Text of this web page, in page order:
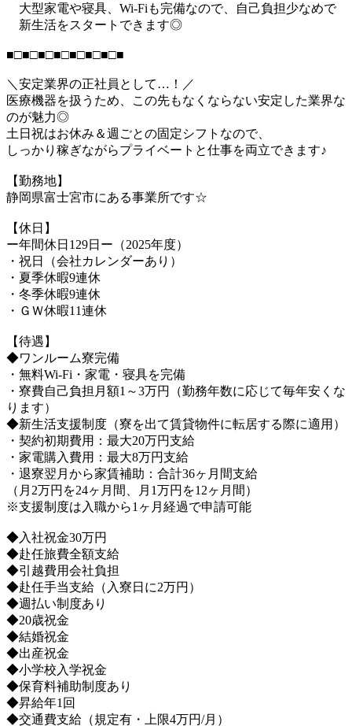
大型家電や寝具、Wi-Fiも完備なので、自己負担少なめで
新生活をスタートできます◎
■□■□■□■□■□■□■□■
＼安定業界の正社員として…！／
医療機器を扱うため、この先もなくならない安定した業界な
のが魅力◎
土日祝はお休み＆週ごとの固定シフトなので、
しっかり稼ぎながらプライベートと仕事を両立できます♪
【勤務地】
静岡県富士宮市にある事業所です☆
【休日】
ー年間休日129日ー（2025年度）
・祝日（会社カレンダーあり）
・夏季休暇9連休
・冬季休暇9連休
・ＧＷ休暇11連休
【待遇】
◆ワンルーム寮完備
・無料Wi-Fi・家電・寝具を完備
・寮費自己負担月額1～3万円（勤務年数に応じて毎年安くな
ります）
◆新生活支援制度（寮を出て賃貸物件に転居する際に適用）
・契約初期費用：最大20万円支給
・家電購入費用：最大8万円支給
・退寮翌月から家賃補助：合計36ヶ月間支給
（月2万円を24ヶ月間、月1万円を12ヶ月間）
※支援制度は入職から1ヶ月経過で申請可能
◆入社祝金30万円
◆赴任旅費全額支給
◆引越費用会社負担
◆赴任手当支給（入寮日に2万円）
◆週払い制度あり
◆20歳祝金
◆結婚祝金
◆出産祝金
◆小学校入学祝金
◆保育料補助制度あり
◆昇給年1回
◆交通費支給（規定有・上限4万円/月）